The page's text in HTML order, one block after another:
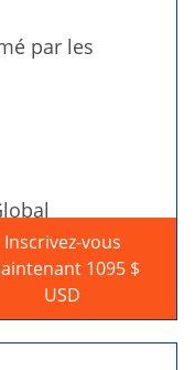
par les
Inscrivez-vous
1095 $
USD